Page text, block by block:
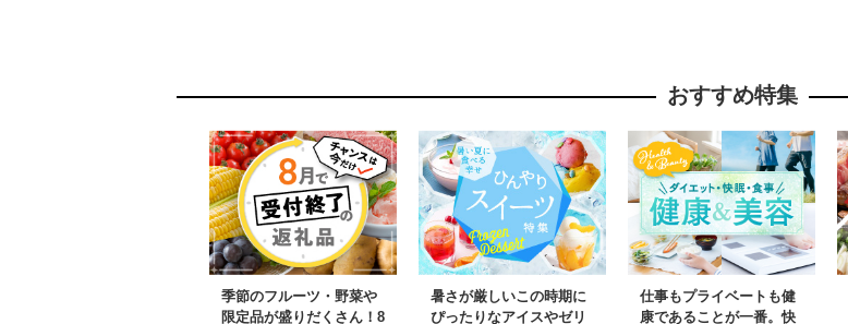
下野市
ー パーティー 定期便6
ふるさと納税
おすすめ特集
季節のフルーツ・野菜や
限定品が盛りだくさん！8
暑さが厳しいこの時期に
ぴったりなアイスやゼリ
仕事もプライベートも健
康であることが一番。快